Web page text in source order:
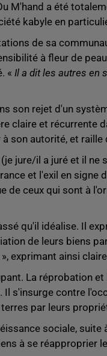
M'hand a été
kabyle en
de sa
à fleur de
« Il a dit les autres en
son rejet d'un
claire et récurrente
son autorité, et
jure/il a juré et il ne
et l'exil en signe
de ceux qui sont à
qu'il idéalise. Il
de leurs biens
», exprimant ainsi
La réprobation
s'insurge contre
par leurs
sociale,
à se réapproprier